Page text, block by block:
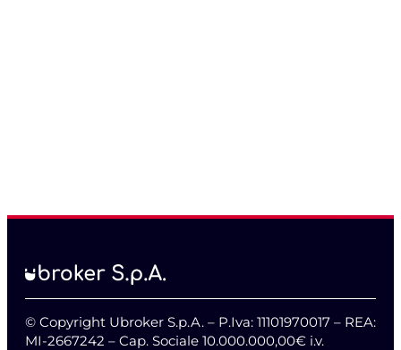
© Copyright Ubroker S.p.A. – P.Iva: 11101970017 – REA:
MI-2667242 – Cap. Sociale 10.000.000,00€ i.v.